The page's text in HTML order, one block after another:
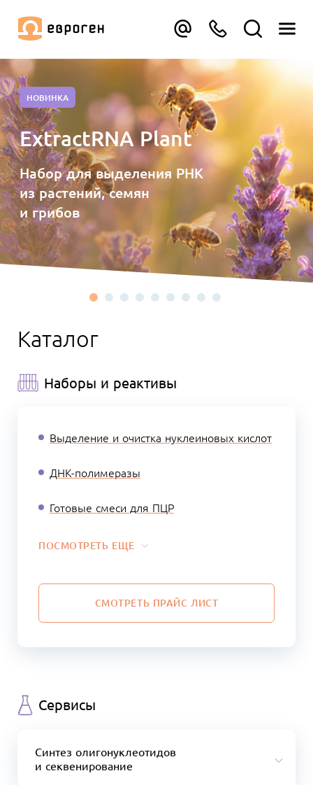
НОВИНКА
ExtractRNA Plant
Набор для выделения РНК
из растений, семян
и грибов
Каталог
Наборы и реактивы
Выделение и очистка нуклеиновых кислот
ДНК-полимеразы
Готовые смеси для ПЦР
ПОСМОТРЕТЬ ЕЩЕ
СМОТРЕТЬ ПРАЙС ЛИСТ
Сервисы
Синтез олигонуклеотидов
и секвенирование